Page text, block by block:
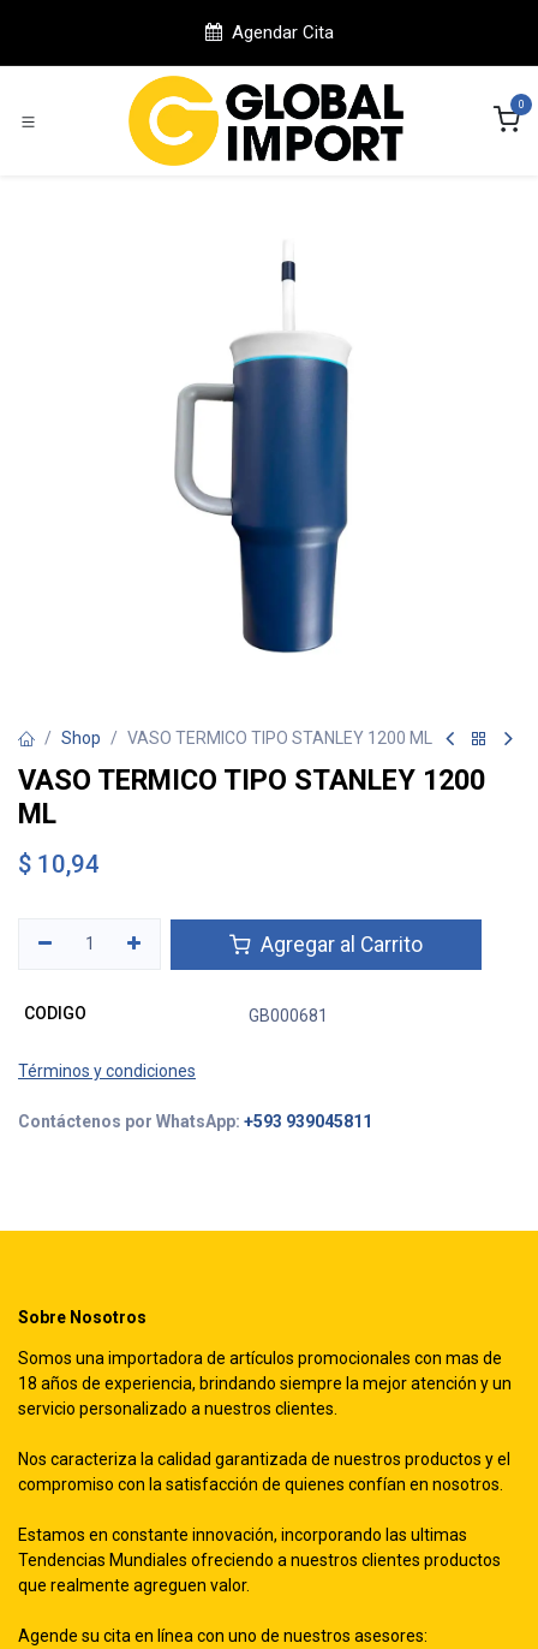
Agendar Cita
0
Shop VASO TERMICO TIPO STANLEY 1200 ML
VASO TERMICO TIPO STANLEY 1200
ML
$ 10,94
Agregar al Carrito
CODIGO GB000681
Términos y condiciones
Contáctenos por WhatsApp: +593 939045811
Sobre Nosotros
Somos una importadora de artículos promocionales con mas de
18 años de experiencia, brindando siempre la mejor atención y un
servicio personalizado a nuestros clientes.
Nos caracteriza la calidad garantizada de nuestros productos y el
compromiso con la satisfacción de quienes confían en nosotros.
Estamos en constante innovación, incorporando las ultimas
Tendencias Mundiales ofreciendo a nuestros clientes productos
que realmente agreguen valor.
Agende su cita en línea con uno de nuestros asesores: